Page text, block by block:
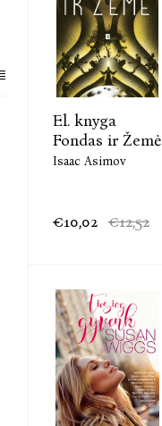
El. knyga
Fondas ir Žemė
Isaac Asimov
€10,02 €12,52